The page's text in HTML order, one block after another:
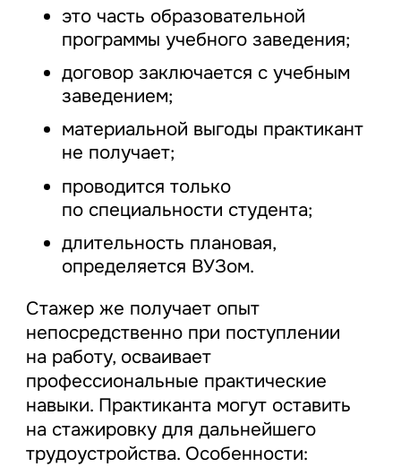
это часть образовательной
программы учебного заведения;
договор заключается с учебным
заведением;
материальной выгоды практикант
не получает;
проводится только
по специальности студента;
длительность плановая,
определяется ВУЗом.
Стажер же получает опыт
непосредственно при поступлении
на работу, осваивает
профессиональные практические
навыки. Практиканта могут оставить
на стажировку для дальнейшего
трудоустройства. Особенности: